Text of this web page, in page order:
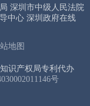
深圳市中级人民法院
中心 深圳政府在线
地图
识产权局专利代办
号